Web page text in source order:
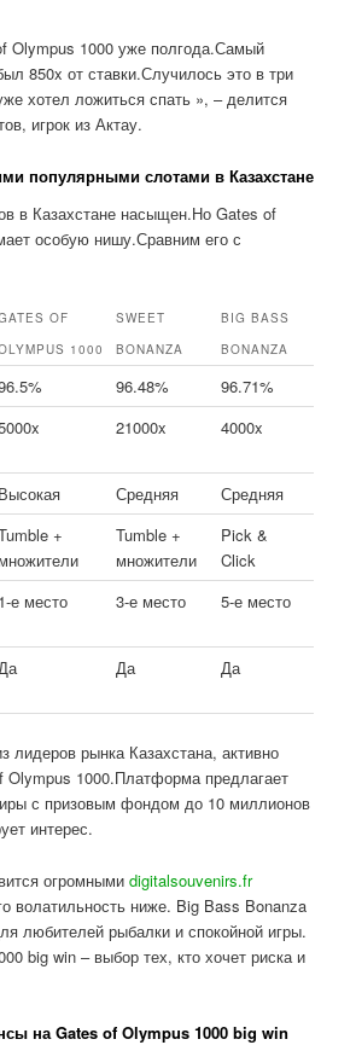
Olympus 1000 уже полгода.Самый
850x от ставки.Случилось это в три
хотел ложиться спать », – делится
игрок из Актау.
популярными слотами в Казахстане
в Казахстане насыщен.Но Gates of
особую нишу.Сравним его с
OF
1000
SWEET
BONANZA
BIG BASS
BONANZA
96.48%
96.71%
21000x 4000x
Высокая Средняя
Средняя
+
множители
Tumble +
множители
Pick &
Click
1-е место 3-е место 5-е место
Да Да
лидеров рынка Казахстана, активно
Olympus 1000.Платформа предлагает
с призовым фондом до 10 миллионов
интерес.
огромнымиdigitalsouvenirs.fr
волатильность ниже. Big Bass Bonanza
любителей рыбалки и спокойной игры.
big win – выбор тех, кто хочет риска и
на Gates of Olympus 1000 big win